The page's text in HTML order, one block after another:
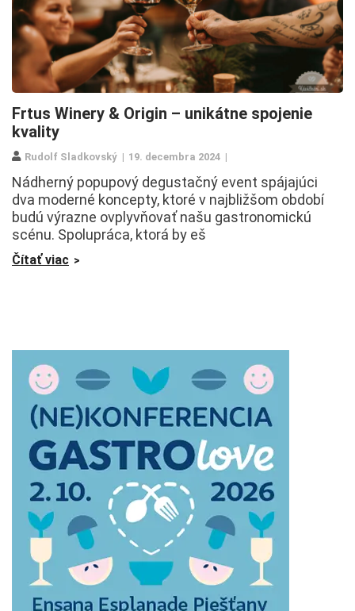
Frtus Winery & Origin – unikátne spojenie
kvality
Rudolf Sladkovský 19. decembra 2024
Nádherný popupový degustačný event spájajúci
dva moderné koncepty, ktoré v najbližšom období
budú výrazne ovplyvňovať našu gastronomickú
scénu. Spolupráca, ktorá by eš
Čítať viac